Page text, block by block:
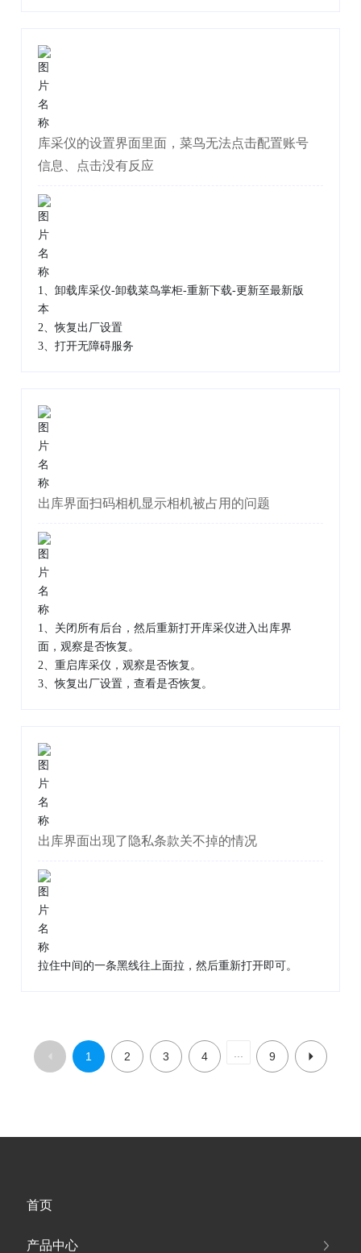
库采仪的设置界面里面，菜鸟无法点击配置账号
信息、点击没有反应
1、卸载库采仪-卸载菜鸟掌柜-重新下载-更新至最新版
本
2、恢复出厂设置
3、打开无障碍服务
出库界面扫码相机显示相机被占用的问题
1、关闭所有后台，然后重新打开库采仪进入出库界
面，观察是否恢复。
2、重启库采仪，观察是否恢复。
3、恢复出厂设置，查看是否恢复。
出库界面出现了隐私条款关不掉的情况
拉住中间的一条黑线往上面拉，然后重新打开即可。
1 2 3 4 9
首页
产品中心